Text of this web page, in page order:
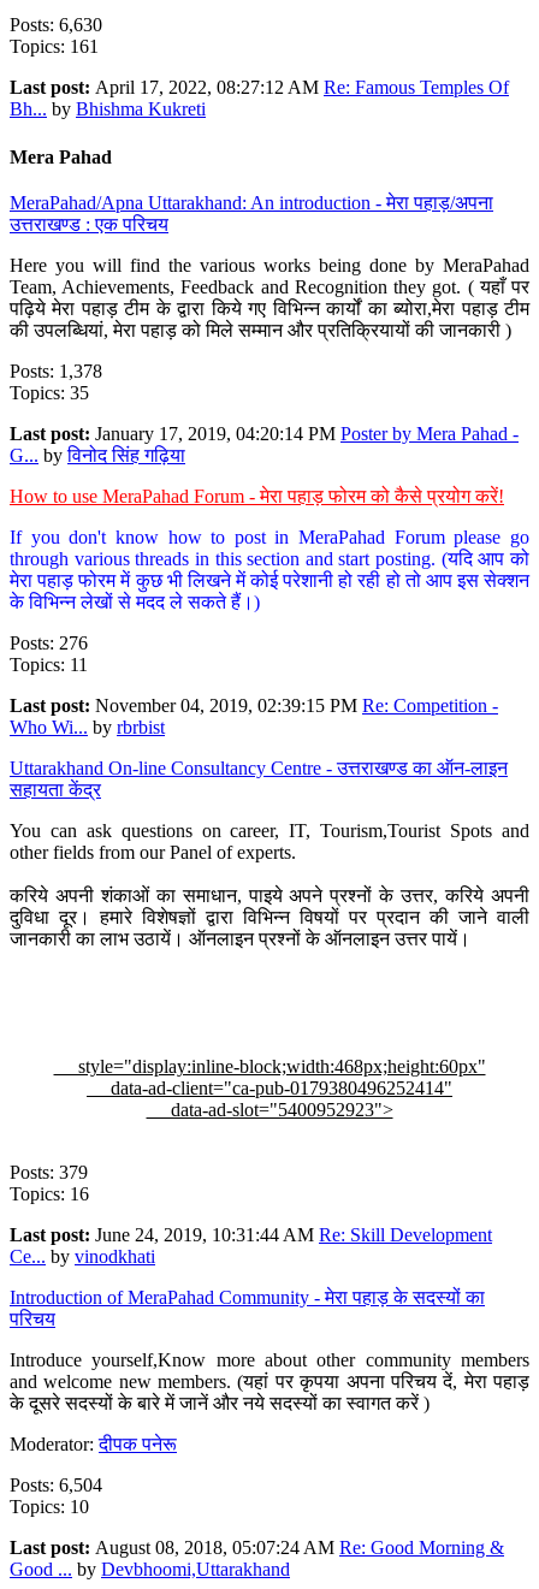
Posts: 6,630
Topics: 161
Last post: April 17, 2022, 08:27:12 AM Re: Famous Temples Of
Bh... by Bhishma Kukreti
Mera Pahad
MeraPahad/Apna Uttarakhand: An introduction - मेरा पहाड़/अपना
उत्तराखण्ड : एक परिचय
Here you will find the various works being done by MeraPahad
Team, Achievements, Feedback and Recognition they got. ( यहाँ पर
पढ़िये मेरा पहाड़ टीम के द्वारा किये गए विभिन्न कार्यों का ब्योरा,मेरा पहाड़ टीम
की उपलब्धियां, मेरा पहाड़ को मिले सम्मान और प्रतिक्रियायों की जानकारी )
Posts: 1,378
Topics: 35
Last post: January 17, 2019, 04:20:14 PM Poster by Mera Pahad -
G... byविनोद सिंह गढ़िया
How to use MeraPahad Forum - मेरा पहाड़ फोरम को कैसे प्रयोग करें!
If you don't know how to post in MeraPahad Forum please go
through various threads in this section and start posting. (यदि आप को
मेरा पहाड़ फोरम में कुछ भी लिखने में कोई परेशानी हो रही हो तो आप इस सेक्शन
के विभिन्न लेखों से मदद ले सकते हैं।)
Posts: 276
Topics: 11
Last post: November 04, 2019, 02:39:15 PM Re: Competition -
Who Wi... by rbrbist
Uttarakhand On-line Consultancy Centre - उत्तराखण्ड का ऑन-लाइन
सहायता केंद्र
You can ask questions on career, IT, Tourism,Tourist Spots and
other fields from our Panel of experts.
करिये अपनी शंकाओं का समाधान, पाइये अपने प्रश्नों के उत्तर, करिये अपनी
दुविधा दूर। हमारे विशेषज्ञों द्वारा विभिन्न विषयों पर प्रदान की जाने वाली
जानकारी का लाभ उठायें। ऑनलाइन प्रश्नों के ऑनलाइन उत्तर पायें।
style="display:inline-block;width:468px;height:60px"
data-ad-client="ca-pub-0179380496252414"
data-ad-slot="5400952923">
Posts: 379
Topics: 16
Last post: June 24, 2019, 10:31:44 AM Re: Skill Development
Ce... by vinodkhati
Introduction of MeraPahad Community - मेरा पहाड़ के सदस्यों का
परिचय
Introduce yourself,Know more about other community members
and welcome new members. (यहां पर कृपया अपना परिचय दें, मेरा पहाड़
के दूसरे सदस्यों के बारे में जानें और नये सदस्यों का स्वागत करें )
Moderator:दीपक पनेरू
Posts: 6,504
Topics: 10
Last post: August 08, 2018, 05:07:24 AM Re: Good Morning &
Good ... by Devbhoomi,Uttarakhand